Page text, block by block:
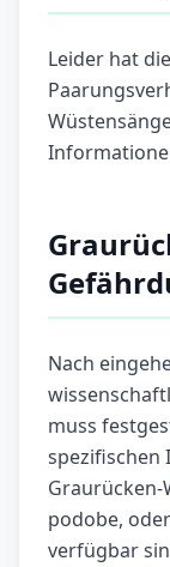
Leider hat
Nach
muss
spezifischen
Graurücken-
podobe,
verfügbar